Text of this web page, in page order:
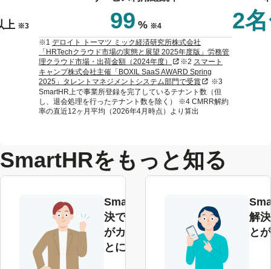
上 ※3 99 % ※4 2
※1 デロイト トーマツ ミック経済研究所株式会社
「HRTechクラウド市場の実態と展望 2025年度版」労務管
理クラウド市場・出荷金額（2024年度）
新規タブまたはウィンドウで
※2 スマート
キャンプ株式会社主催「BOXIL SaaS AWARD Spring
2025」タレントマネジメントシステム部門で受賞新規タブまたはウィ
※3
SmartHR上で事業所登録を完了しているテナント数（但
し、退会処理を行ったテナント数を除く） ※4 CMRR解約
率の直近12ヶ月平均（2026年4月時点）より算出
SmartHRをもっと知る
SmartHRで解
決できる課題
がカテゴリご
とにわかる
解
と